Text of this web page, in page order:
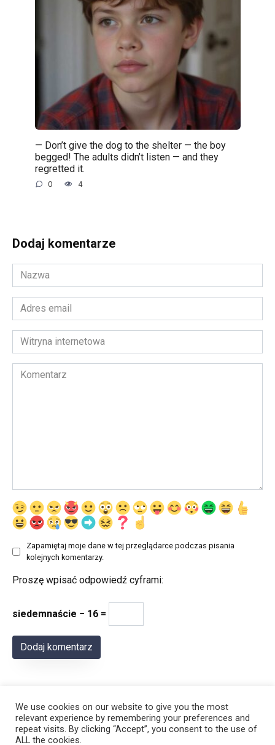
— Don’t give the dog to the shelter — the boy
begged! The adults didn’t listen — and they
regretted it.
0 4
Dodaj komentarze
Nazwa
*
Adres
email
*Witryna
internetowa
Komentarz
Zapamiętaj moje dane w tej przeglądarce podczas pisania
kolejnych komentarzy.
Proszę wpisać odpowiedź cyframi:
siedemnaście − 16 =
We use cookies on our website to give you the most
relevant experience by remembering your preferences and
repeat visits. By clicking “Accept”, you consent to the use of
ALL the cookies.